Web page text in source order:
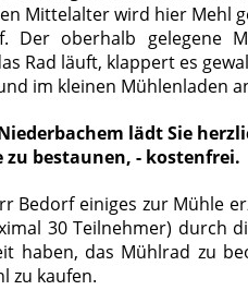
Mittelalter wird hier Mehl
Der oberhalb gelegene
Rad läuft, klappert es
im kleinen Mühlenladen
lädt Sie
zu bestaunen, - kostenfrei.
Bedorf einiges zur Mühle
30 Teilnehmer) durch
haben, das Mühlrad zu
zu kaufen.